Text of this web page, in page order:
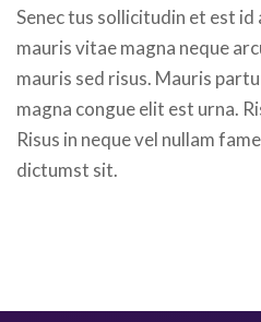
Senec tus sollicitudin et est
mauris vitae magna neque
mauris sed risus. Mauris
magna congue elit est urna.
Risus in neque vel nullam
dictumst sit.